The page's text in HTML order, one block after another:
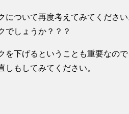
ついて再度考えてみてください
でしょうか？？？
を下げるということも重要なの
もしてみてください。